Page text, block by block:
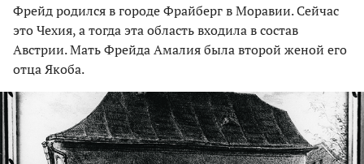
Фрейд родился в городе Фрайберг в Моравии. Сейчас
это Чехия, а тогда эта область входила в состав
Австрии. Мать Фрейда Амалия была второй женой его
отца Якоба.